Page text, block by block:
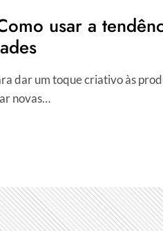
usar a
dar um toque criativo às
novas…